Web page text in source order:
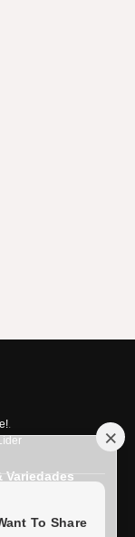
.
Variedades
e condições